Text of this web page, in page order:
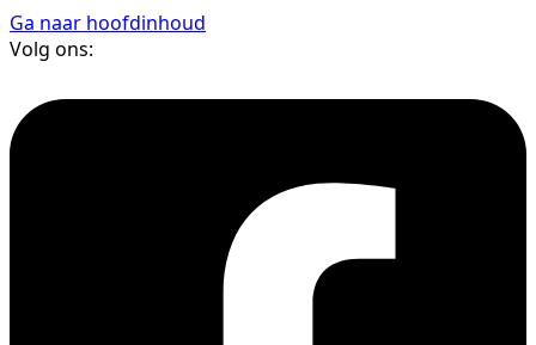
Ga naar hoofdinhoud
Volg ons: